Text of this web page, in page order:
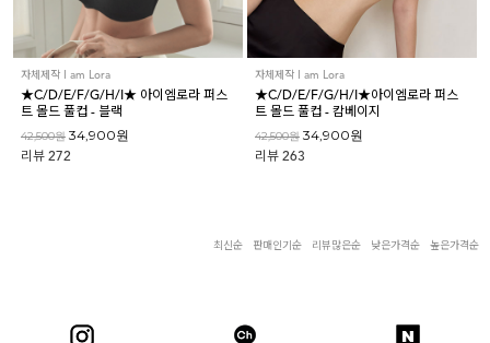
자체제작 I am Lora
★C/D/E/F/G/H/I★ 아이엠로라 퍼스
트 몰드 풀컵 - 블랙
42,500원 34,900원
리뷰 272
자체제작 I am Lora
★C/D/E/F/G/H/I★아이엠로라 퍼스
트 몰드 풀컵 - 캄베이지
42,500원 34,900원
리뷰 263
최신순 판매인기순 리뷰많은순 낮은가격순 높은가격순